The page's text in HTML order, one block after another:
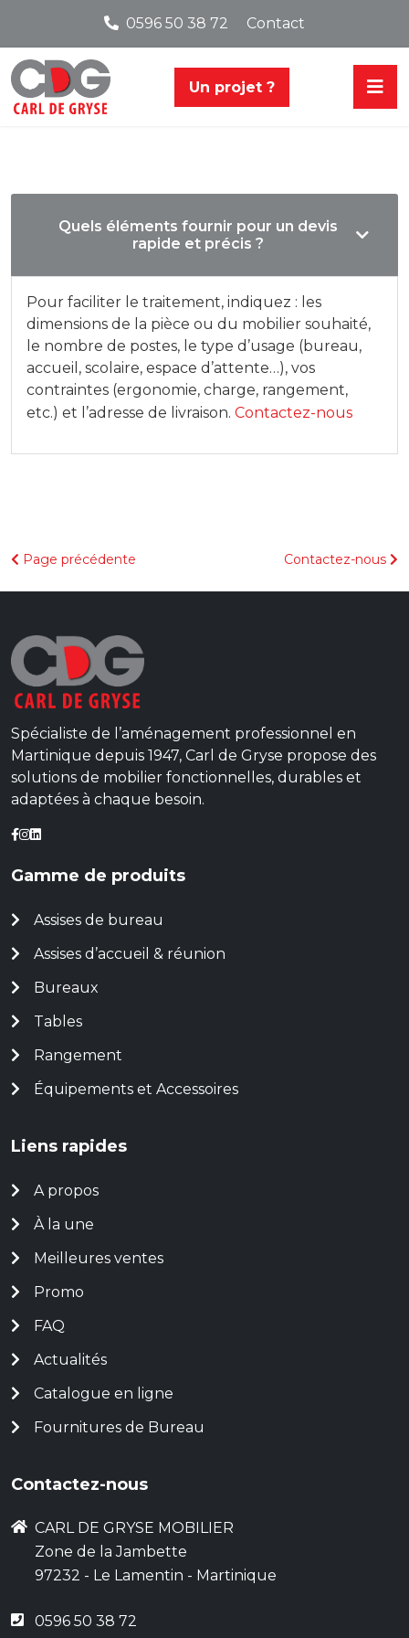
0596 50 38 72 Contact
Un projet ?
Quels éléments fournir pour un devis
rapide et précis ?
Pour faciliter le traitement, indiquez : les
dimensions de la pièce ou du mobilier souhaité,
le nombre de postes, le type d’usage (bureau,
accueil, scolaire, espace d’attente…), vos
contraintes (ergonomie, charge, rangement,
etc.) et l’adresse de livraison. Contactez-nous
Page précédente Contactez-nous
Spécialiste de l’aménagement professionnel en
Martinique depuis 1947, Carl de Gryse propose des
solutions de mobilier fonctionnelles, durables et
adaptées à chaque besoin.
Gamme de produits
Assises de bureau
Assises d’accueil & réunion
Bureaux
Tables
Rangement
Équipements et Accessoires
Liens rapides
A propos
À la une
Meilleures ventes
Promo
FAQ
Actualités
Catalogue en ligne
Fournitures de Bureau
Contactez-nous
CARL DE GRYSE MOBILIER
Zone de la Jambette
97232 - Le Lamentin - Martinique
0596 50 38 72